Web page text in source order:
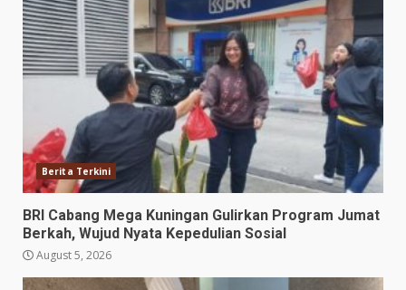
Berita Terkini
BRI Cabang Mega Kuningan Gulirkan Program Jumat
Berkah, Wujud Nyata Kepedulian Sosial
August 5, 2026